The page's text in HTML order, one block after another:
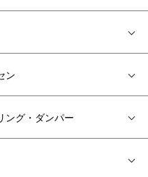
ン
ング・ダンパー